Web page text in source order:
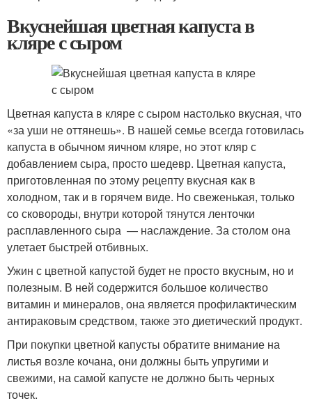
Вкуснейшая цветная капуста в
кляре с сыром
Цветная капуста в кляре с сыром настолько вкусная, что
«за уши не оттянешь». В нашей семье всегда готовилась
капуста в обычном яичном кляре, но этот кляр с
добавлением сыра, просто шедевр. Цветная капуста,
приготовленная по этому рецепту вкусная как в
холодном, так и в горячем виде. Но свеженькая, только
со сковороды, внутри которой тянутся ленточки
расплавленного сыра — наслаждение. За столом она
улетает быстрей отбивных.
Ужин с цветной капустой будет не просто вкусным, но и
полезным. В ней содержится большое количество
витамин и минералов, она является профилактическим
антираковым средством, также это диетический продукт.
При покупки цветной капусты обратите внимание на
листья возле кочана, они должны быть упругими и
свежими, на самой капусте не должно быть черных
точек.